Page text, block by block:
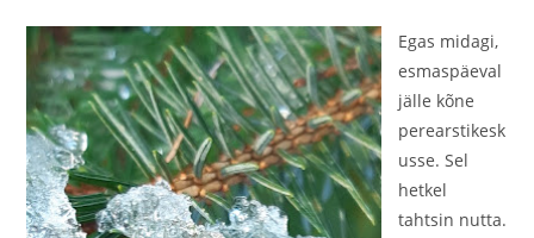
Egas midagi,
esmaspäeval
jälle kõne
perearstikesk
usse. Sel
hetkel
tahtsin nutta.